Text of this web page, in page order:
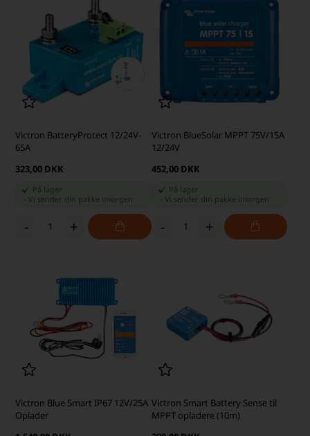
Victron BatteryProtect 12/24V-
65A
323,00 DKK
På lager
-Vi sender din pakke imorgen
- +
Victron BlueSolar MPPT 75V/15A
12/24V
452,00 DKK
På lager
Vi sender din pakke imorgen
- +
Victron Blue Smart IP67 12V/25A
Oplader
Victron Smart Battery Sense til
MPPT opladere (10m)